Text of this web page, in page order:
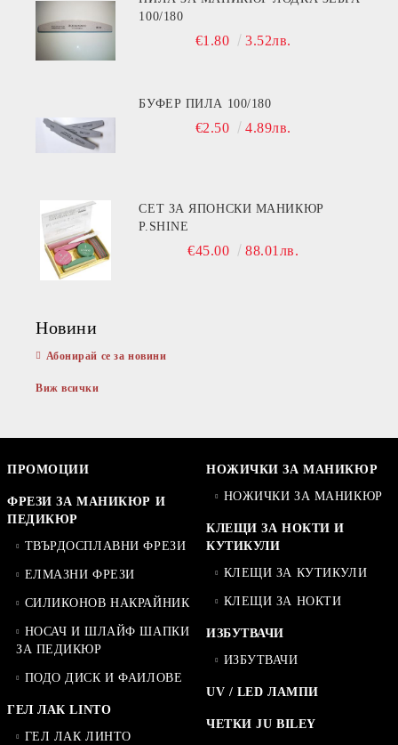
100/180
€1.80 3.52лв.
БУФЕР ПИЛА 100/180
€2.50 4.89лв.
СЕТ ЗА ЯПОНСКИ МАНИКЮР
P.SHINE
€45.00 88.01лв.
Новини
Абонирай се за новини
Виж всички
ПРОМОЦИИ
ФРЕЗИ ЗА МАНИКЮР И
ПЕДИКЮР
ТВЪРДОСПЛАВНИ ФРЕЗИ
ЕЛМАЗНИ ФРЕЗИ
СИЛИКОНОВ НАКРАЙНИК
НОСАЧ И ШЛАЙФ ШАПКИ
ЗА ПЕДИКЮР
ПОДО ДИСК И ФАИЛОВЕ
ГЕЛ ЛАК LINTO
ГЕЛ ЛАК ЛИНТО
НОЖИЧКИ ЗА МАНИКЮР
НОЖИЧКИ ЗА МАНИКЮР
КЛЕЩИ ЗА НОКТИ И
КУТИКУЛИ
КЛЕЩИ ЗА КУТИКУЛИ
КЛЕЩИ ЗА НОКТИ
ИЗБУТВАЧИ
ИЗБУТВАЧИ
UV / LED ЛАМПИ
ЧЕТКИ JU BILEY